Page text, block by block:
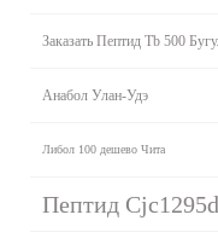
Заказать Пептид Tb 500
Анабол Улан-Удэ
Либол 100 дешево Чита
Пептид